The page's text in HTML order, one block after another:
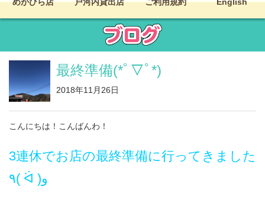
最終準備(*ﾟ▽ﾟ*)
2018年11月26日
こんにちは！こんばんわ！
3連休でお店の最終準備に行ってきました
٩( ᐛ )و